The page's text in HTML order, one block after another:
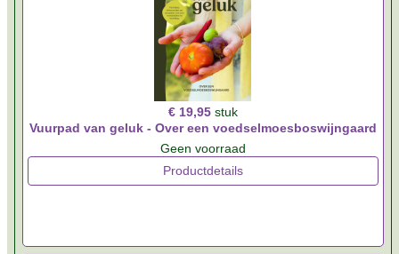
€ 19,95 stuk
Vuurpad van geluk - Over een voedselmoesboswijngaard
Geen voorraad
Productdetails